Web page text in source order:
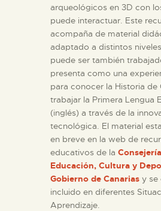
PREPARAR LA
ACTIVIDADES
█
EL MUSEO
COLECCIONES
DIDÁCTICA
arqueológicos en 3D con
puede interactuar. Este
acompaña de material
adaptado a distintos
puede ser también
presenta como una
para conocer la Historia de
trabajar la Primera Lengua
(inglés) a través de la
tecnológica. El material
en breve en la web de
educativos de la
Educación, Cultura y
Gobierno de Canarias y se
incluido en diferentes
Aprendizaje.